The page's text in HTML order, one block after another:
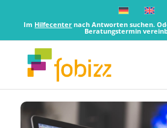
Im Hilfecenter nach Antworten suchen.
Beratungstermin